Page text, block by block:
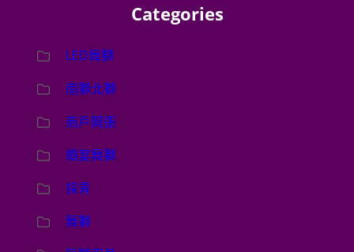
Categories
LED舞獅
南獅北獅
商戶開張
婚宴舞獅
採青
舞獅